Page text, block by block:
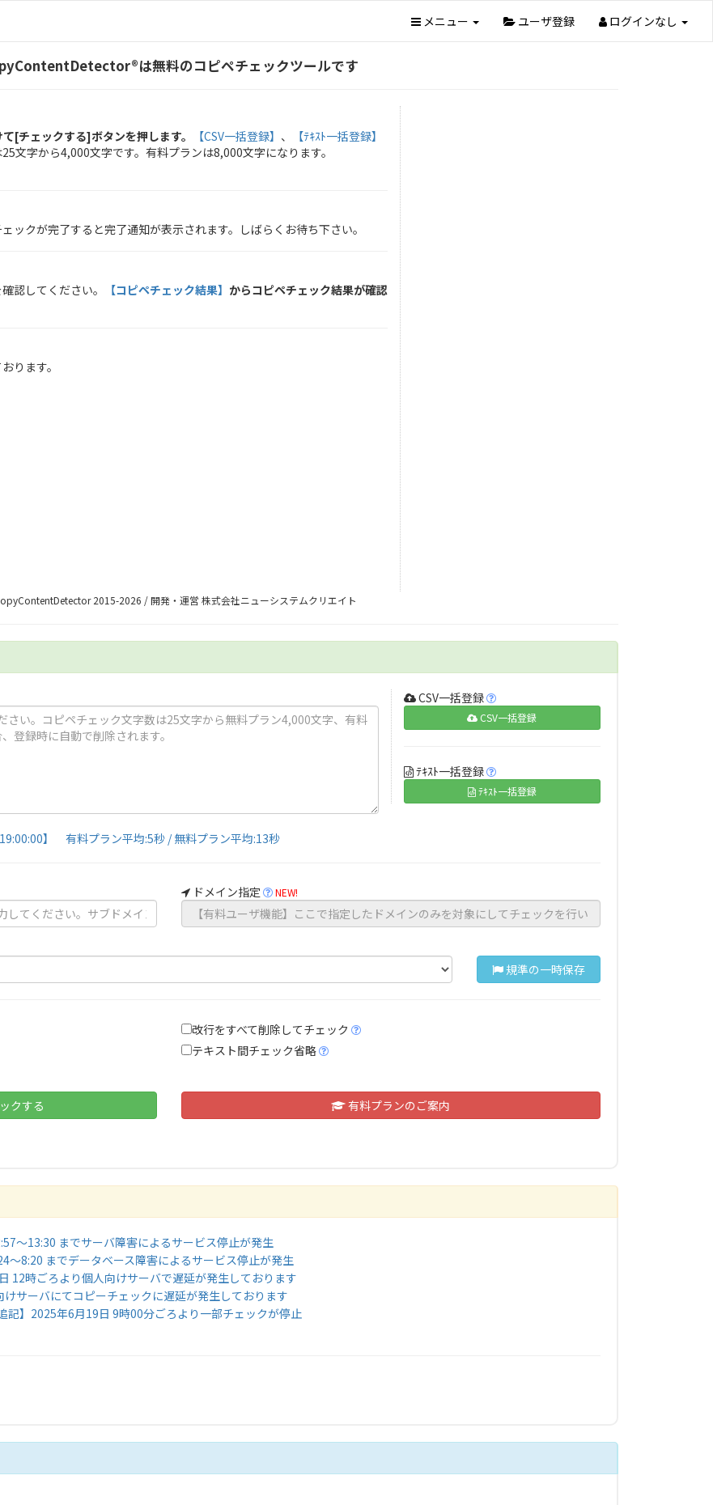
メニュー ユーザ登録 ログインなし
は無料のコピペチェックツールです
[チェックする]ボタンを押します。 【CSV一括登録】 、
【ﾃｷｽﾄ一括登録】
文字から4,000文字です。有料プランは8,000文字になります。
ックが完了すると完了通知が表示されます。しばらくお待ち下さい。
認してください。 【コピペチェック結果】 からコピペチェック結果が確認
ります。
2015-2026 / 開発・運営 株式会社ニューシステムクリエイト
】 有料プラン平均:5秒 / 無料プラン平均:13秒
CSV一括登録
CSV一括登録
ﾃｷｽﾄ一括登録
ﾃｷｽﾄ一括登録
ドメイン指定 NEW!
規準の一時保存
改行をすべて削除してチェック
テキスト間チェック省略
クする
有料プランのご案内
～13:30 までサーバ障害によるサービス停止が発生
8:20 までデータベース障害によるサービス停止が発生
12時ごろより個人向けサーバで遅延が発生しております
サーバにてコピーチェックに遅延が発生しております
】2025年6月19日 9時00分ごろより一部チェックが停止